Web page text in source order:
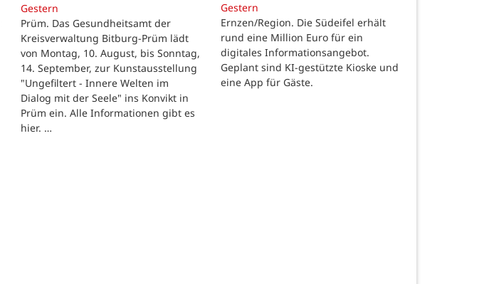
Gestern
Prüm. Das Gesundheitsamt der
Kreisverwaltung Bitburg-Prüm lädt
von Montag, 10. August, bis Sonntag,
14. September, zur Kunstausstellung
"Ungefiltert - Innere Welten im
Dialog mit der Seele" ins Konvikt in
Prüm ein. Alle Informationen gibt es
hier. …
Gestern
Ernzen/Region. Die Südeifel erhält
rund eine Million Euro für ein
digitales Informationsangebot.
Geplant sind KI-gestützte Kioske und
eine App für Gäste.